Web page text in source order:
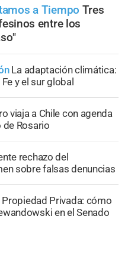
a Tiempo Tres
entre los
La adaptación climática:
y el sur global
viaja a Chile con agenda
Rosario
rechazo del
sobre falsas denuncias
Propiedad Privada: cómo
en el Senado